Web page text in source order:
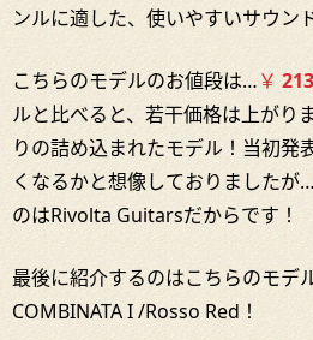
ンルに適した、使いやすいサウン
こちらのモデルのお値段は…￥
ルと比べると、若干価格は上がり
りの詰め込まれたモデル！当初発
くなるかと想像しておりましたが
のはRivolta Guitarsだからです！
最後に紹介するのはこちらのモデ
COMBINATA I /Rosso Red！